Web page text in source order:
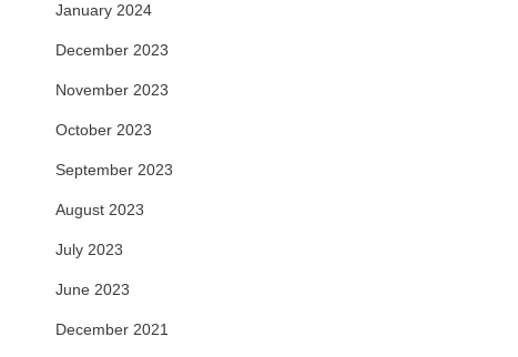
January 2024
December 2023
November 2023
October 2023
September 2023
August 2023
July 2023
June 2023
December 2021